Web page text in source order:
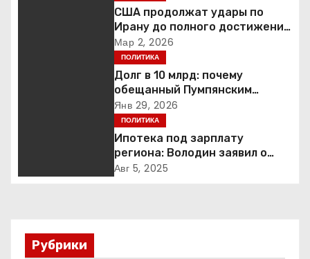
США продолжат удары по
Ирану до полного достижения
целей — Трамп
Мар 2, 2026
ПОЛИТИКА
Долг в 10 млрд: почему
обещанный Пумпянским
научный центр в
Екатеринбурге так и не
построен
Янв 29, 2026
ПОЛИТИКА
Ипотека под зарплату
региона: Володин заявил о
планах дифференцировать
Авг 5, 2025
Рубрики